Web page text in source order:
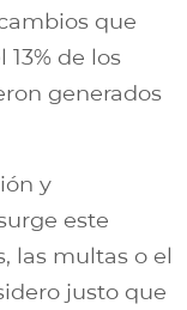
que
de los
generados
y
este
las multas o el
justo que